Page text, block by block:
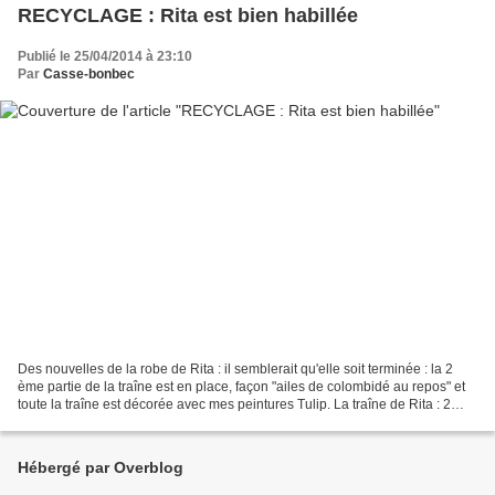
RECYCLAGE : Rita est bien habillée
Publié le 25/04/2014 à 23:10
Par Casse-bonbec
Des nouvelles de la robe de Rita : il semblerait qu'elle soit terminée : la 2
ème partie de la traîne est en place, façon "ailes de colombidé au repos" et
toute la traîne est décorée avec mes peintures Tulip. La traîne de Rita : 2
Hébergé par Overblog